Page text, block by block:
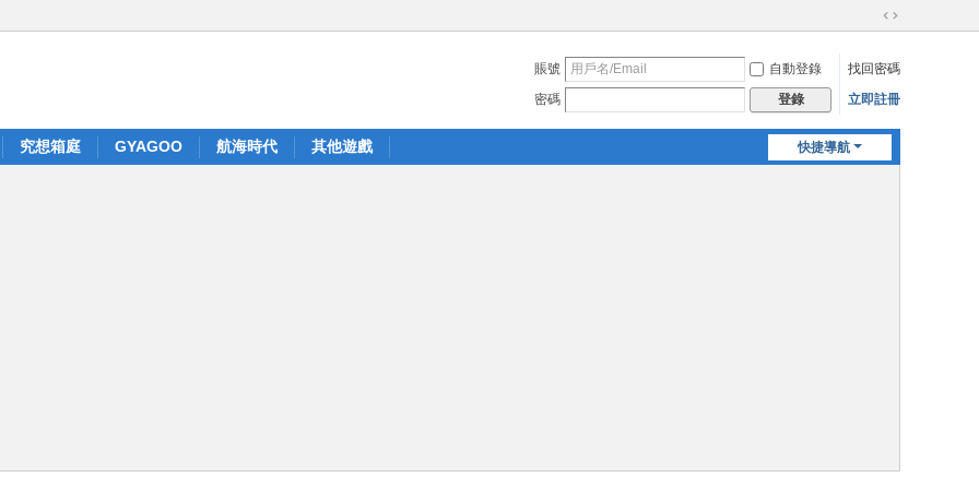
切
到
寬
賬號 自動登錄
找回密碼
密碼
登錄 立即註冊
快捷導航
究想箱庭 GYAGOO 航海時代 其他遊戲